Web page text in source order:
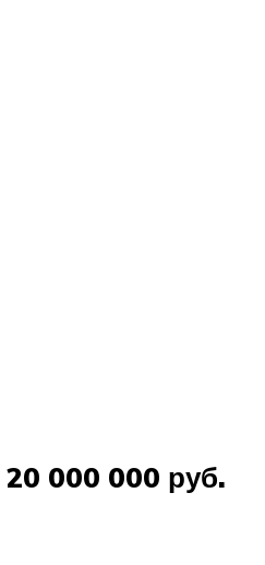
20 000 000 руб.